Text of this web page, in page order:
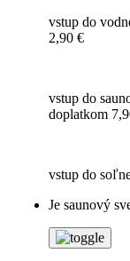
vstup do
2,90 €
vstup do
doplatkom
vstup do
Je saunový